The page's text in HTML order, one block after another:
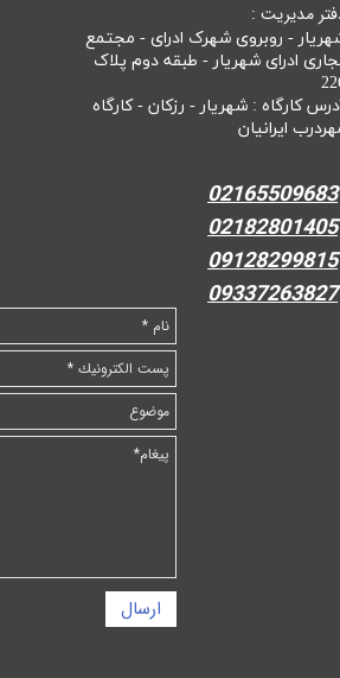
ارسال
مدیریت :
- روبروی شهرک ادرای - مجتمع
ادرای شهریار - طبقه دوم پلاک
کارگاه : شهریار - رزکان - کارگاه
ایرانیان
02165509683
02182801405
09128299815
09337263827